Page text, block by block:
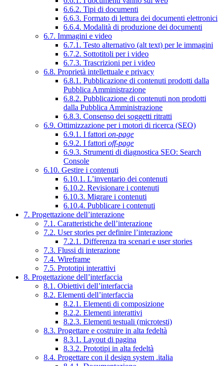
6.6.2. Tipi di documenti
6.6.3. Formato di lettura dei documenti elettronici
6.6.4. Modalità di produzione dei documenti
6.7. Immagini e video
6.7.1. Testo alternativo (alt text) per le immagini
6.7.2. Sottotitoli per i video
6.7.3. Trascrizioni per i video
6.8. Proprietà intellettuale e privacy
6.8.1. Pubblicazione di contenuti prodotti dalla
Pubblica Amministrazione
6.8.2. Pubblicazione di contenuti non prodotti
dalla Pubblica Amministrazione
6.8.3. Consenso dei soggetti ritratti
6.9. Ottimizzazione per i motori di ricerca (SEO)
6.9.1. I fattori on-page
6.9.2. I fattori off-page
6.9.3. Strumenti di diagnostica SEO: Search
Console
6.10. Gestire i contenuti
6.10.1. L’inventario dei contenuti
6.10.2. Revisionare i contenuti
6.10.3. Migrare i contenuti
6.10.4. Pubblicare i contenuti
7. Progettazione dell’interazione
7.1. Caratteristiche dell’interazione
7.2. User stories per definire l’interazione
7.2.1. Differenza tra scenari e user stories
7.3. Flussi di interazione
7.4. Wireframe
7.5. Prototipi interattivi
8. Progettazione dell’interfaccia
8.1. Obiettivi dell’interfaccia
8.2. Elementi dell’interfaccia
8.2.1. Elementi di composizione
8.2.2. Elementi interattivi
8.2.3. Elementi testuali (microtesti)
8.3. Progettare e costruire in alta fedeltà
8.3.1. Layout di pagina
8.3.2. Prototipi in alta fedeltà
8.4. Progettare con il design system .italia